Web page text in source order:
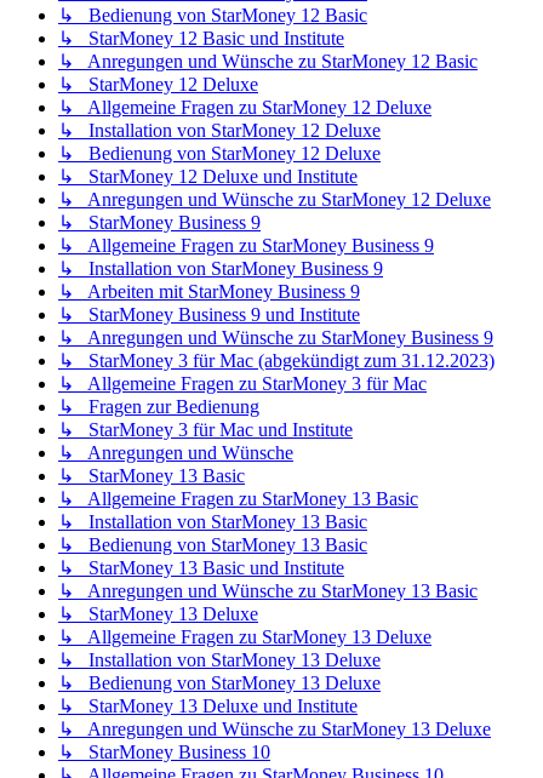
↳ Bedienung von StarMoney 12 Basic
↳ StarMoney 12 Basic und Institute
↳ Anregungen und Wünsche zu StarMoney 12 Basic
↳ StarMoney 12 Deluxe
↳ Allgemeine Fragen zu StarMoney 12 Deluxe
↳ Installation von StarMoney 12 Deluxe
↳ Bedienung von StarMoney 12 Deluxe
↳ StarMoney 12 Deluxe und Institute
↳ Anregungen und Wünsche zu StarMoney 12 Deluxe
↳ StarMoney Business 9
↳ Allgemeine Fragen zu StarMoney Business 9
↳ Installation von StarMoney Business 9
↳ Arbeiten mit StarMoney Business 9
↳ StarMoney Business 9 und Institute
↳ Anregungen und Wünsche zu StarMoney Business 9
↳ StarMoney 3 für Mac (abgekündigt zum 31.12.2023)
↳ Allgemeine Fragen zu StarMoney 3 für Mac
↳ Fragen zur Bedienung
↳ StarMoney 3 für Mac und Institute
↳ Anregungen und Wünsche
↳ StarMoney 13 Basic
↳ Allgemeine Fragen zu StarMoney 13 Basic
↳ Installation von StarMoney 13 Basic
↳ Bedienung von StarMoney 13 Basic
↳ StarMoney 13 Basic und Institute
↳ Anregungen und Wünsche zu StarMoney 13 Basic
↳ StarMoney 13 Deluxe
↳ Allgemeine Fragen zu StarMoney 13 Deluxe
↳ Installation von StarMoney 13 Deluxe
↳ Bedienung von StarMoney 13 Deluxe
↳ StarMoney 13 Deluxe und Institute
↳ Anregungen und Wünsche zu StarMoney 13 Deluxe
↳ StarMoney Business 10